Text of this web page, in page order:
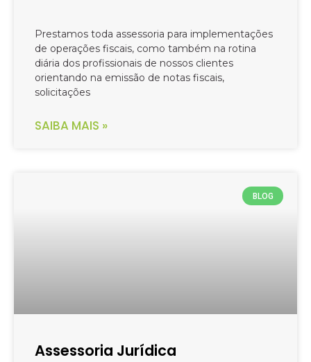
Prestamos toda assessoria para implementações
de operações fiscais, como também na rotina
diária dos profissionais de nossos clientes
orientando na emissão de notas fiscais,
solicitações
SAIBA MAIS »
BLOG
Assessoria Jurídica